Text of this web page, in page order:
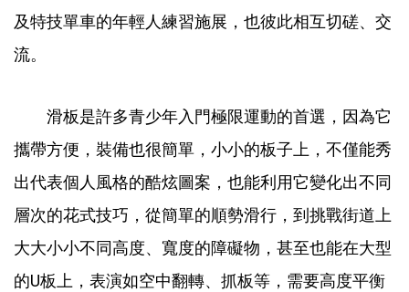
及特技單車的年輕人練習施展，也彼此相互切磋、交
流。
滑板是許多青少年入門極限運動的首選，因為它
攜帶方便，裝備也很簡單，小小的板子上，不僅能秀
出代表個人風格的酷炫圖案，也能利用它變化出不同
層次的花式技巧，從簡單的順勢滑行，到挑戰街道上
大大小小不同高度、寬度的障礙物，甚至也能在大型
的U板上，表演如空中翻轉、抓板等，需要高度平衡